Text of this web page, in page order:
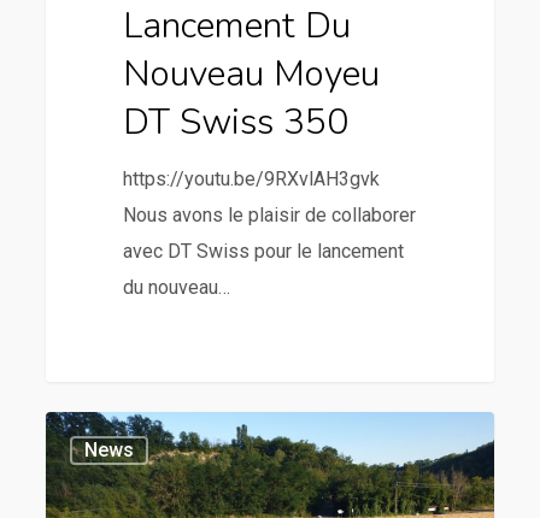
Lancement Du
Nouveau Moyeu
DT Swiss 350
https://youtu.be/9RXvlAH3gvk
Nous avons le plaisir de collaborer
avec DT Swiss pour le lancement
du nouveau…
News